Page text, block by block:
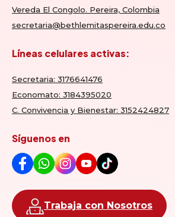
Vereda El Congolo. Pereira, Colombia
secretaria@bethlemitaspereira.edu.co
Líneas celulares activas:
Secretaria: 3176641476
Economato: 3184395020
C. Convivencia y Bienestar: 3152424827
Síguenos en
Trabaja con Nosotros